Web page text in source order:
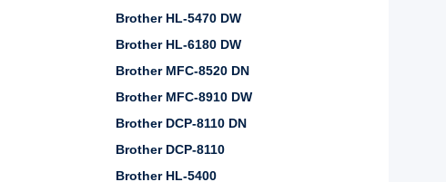
Brother HL-5470 DW
Brother HL-6180 DW
Brother MFC-8520 DN
Brother MFC-8910 DW
Brother DCP-8110 DN
Brother DCP-8110
Brother HL-5400